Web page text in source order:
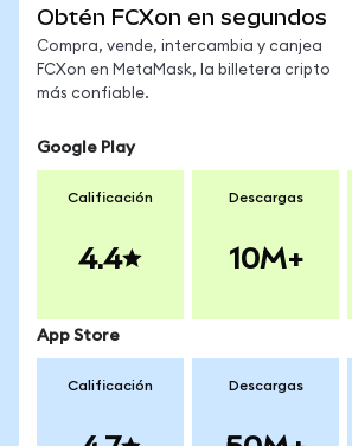
Obtén FCXon en segundos
Compra, vende, intercambia y canjea
FCXon en MetaMask, la billetera cripto
más confiable.
Google Play
Calificación
4.4
Descargas
10M+
App Store
Calificación Descargas